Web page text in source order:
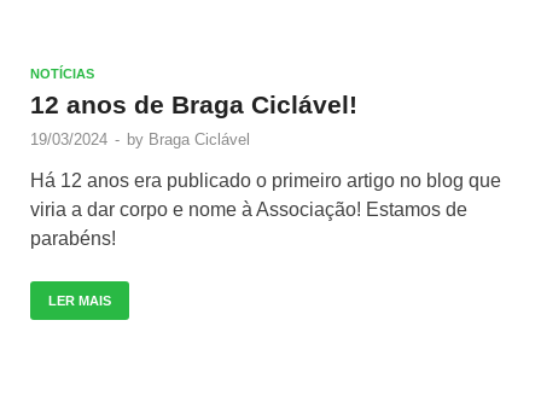
NOTÍCIAS
12 anos de Braga Ciclável!
19/03/2024 - by Braga Ciclável
Há 12 anos era publicado o primeiro artigo no blog que
viria a dar corpo e nome à Associação! Estamos de
parabéns!
LER MAIS